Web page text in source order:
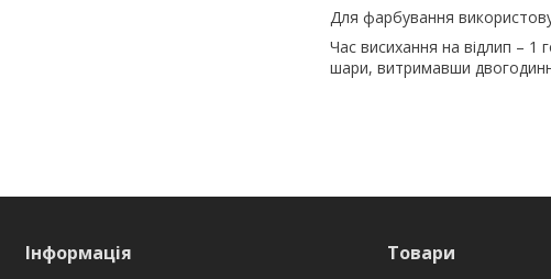
Для фарбування
Час висихання на відлип –
шари, витримавши
Інформація Товари